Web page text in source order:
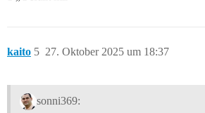
kaito 27. Oktober 2025 um 18:37
5
sonni369: